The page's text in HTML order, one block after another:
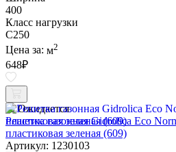
400
Класс нагрузки
C250
Цена за: м2
648₽
Ожидается
Решетка газонная Gidrolica Eco
пластиковая зеленая (609)
Артикул: 1230103